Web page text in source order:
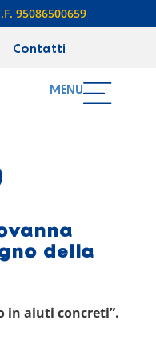
95086500659
Contatti
MENU
della
in aiuti concreti”.